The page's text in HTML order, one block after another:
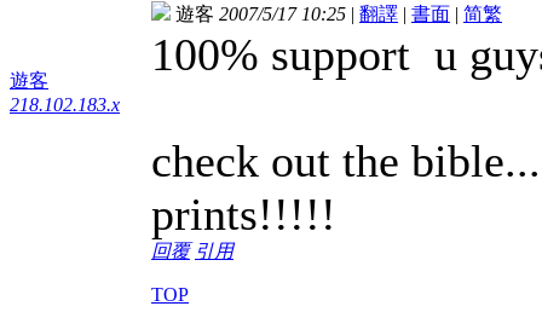
遊客
218.102.183.x
遊客 2007/5/17 10:25 | 翻譯 | 書面 | 简繁
100% support u
check out the
prints!!!!!
回覆 引用
TOP